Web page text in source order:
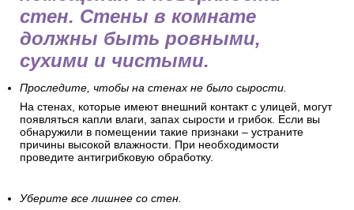
стен. Стены в комнате
должны быть ровными,
сухими и чистыми.
Проследите, чтобы на стенах не было сырости.
На стенах, которые имеют внешний контакт с улицей, могут
появляться капли влаги, запах сырости и грибок. Если вы
обнаружили в помещении такие признаки – устраните
причины высокой влажности. При необходимости
проведите антигрибковую обработку.
Уберите все лишнее со стен.